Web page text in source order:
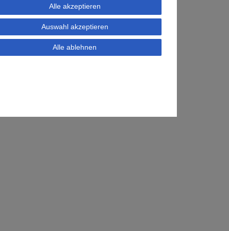
Alle akzeptieren
Auswahl akzeptieren
Alle ablehnen